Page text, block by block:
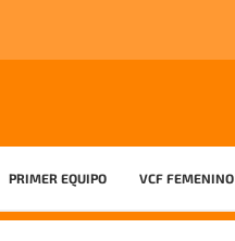
PRIMER EQUIPO VCF FEMENINO